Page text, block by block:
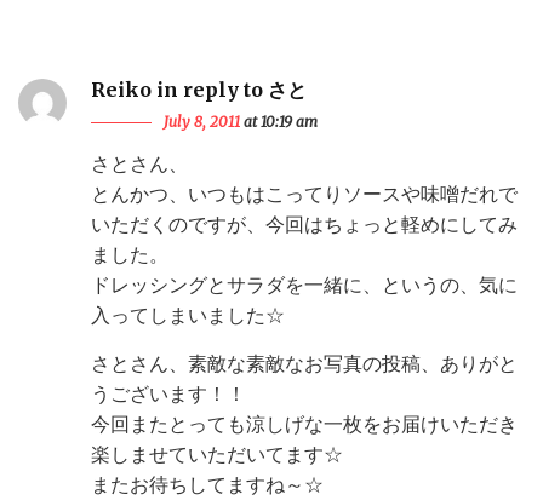
Reiko in reply to さと
July 8, 2011 at 10:19 am
さとさん、
とんかつ、いつもはこってりソースや味噌だれで
いただくのですが、今回はちょっと軽めにしてみ
ました。
ドレッシングとサラダを一緒に、というの、気に
入ってしまいました☆
さとさん、素敵な素敵なお写真の投稿、ありがと
うございます！！
今回またとっても涼しげな一枚をお届けいただき
楽しませていただいてます☆
またお待ちしてますね～☆